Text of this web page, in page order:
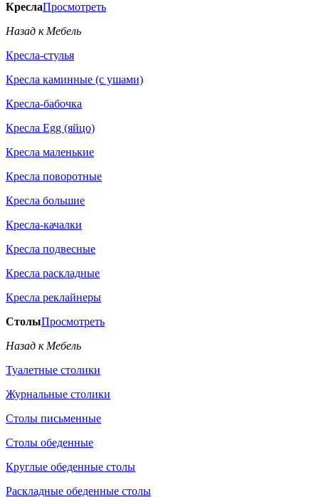
КреслаПросмотреть
Назад к Мебель
Кресла-стулья
Кресла каминные (с ушами)
Кресла-бабочка
Кресла Egg (яйцо)
Кресла маленькие
Кресла поворотные
Кресла большие
Кресла-качалки
Кресла подвесные
Кресла раскладные
Кресла реклайнеры
СтолыПросмотреть
Назад к Мебель
Туалетные столики
Журнальные столики
Столы письменные
Столы обеденные
Круглые обеденные столы
Раскладные обеденные столы